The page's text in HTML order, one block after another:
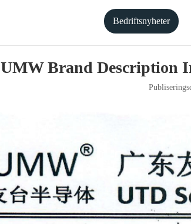
Bedriftsnyheter
UMW Brand Description